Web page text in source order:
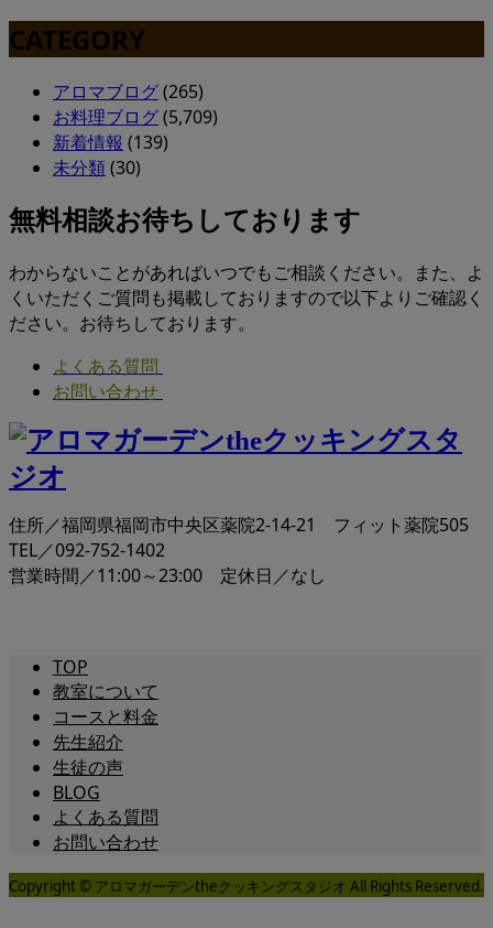
CATEGORY
アロマブログ(265)
お料理ブログ(5,709)
新着情報 (139)
未分類(30)
無料相談お待ちしております
わからないことがあればいつでもご相談ください。また、よ
くいただくご質問も掲載しておりますので以下よりご確認く
ださい。お待ちしております。
よくある質問
お問い合わせ
住所／福岡県福岡市中央区薬院2-14-21 フィット薬院505
TEL／092-752-1402
営業時間／11:00～23:00 定休日／なし
TOP
教室について
コースと料金
先生紹介
生徒の声
BLOG
よくある質問
お問い合わせ
Copyright © アロマガーデンtheクッキングスタジオ All Rights Reserved.